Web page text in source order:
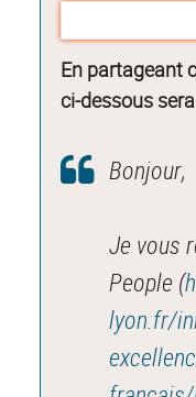
En partageant
ci-dessous
Bonjour,
Je vous
People (
lyon.fr/